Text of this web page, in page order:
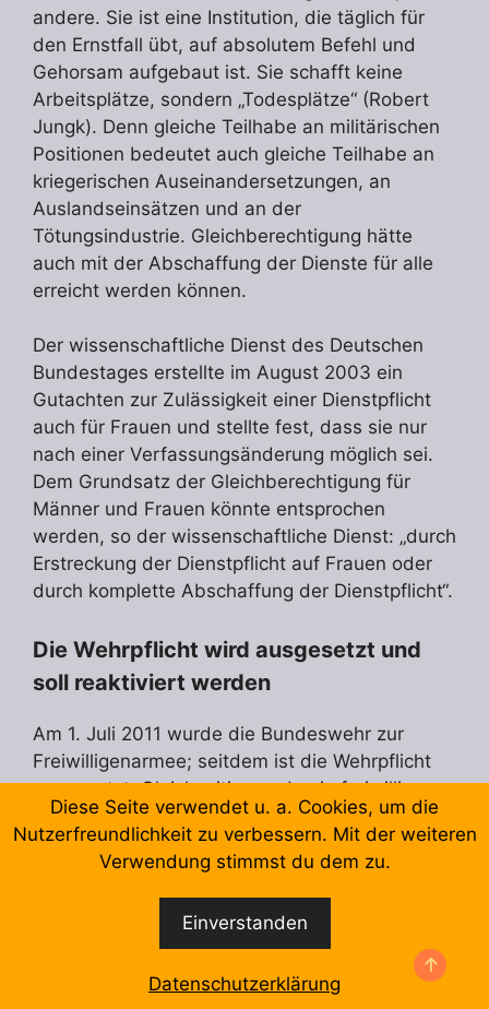
andere. Sie ist eine Institution, die täglich für
den Ernstfall übt, auf absolutem Befehl und
Gehorsam aufgebaut ist. Sie schafft keine
Arbeitsplätze, sondern „Todesplätze“ (Robert
Jungk). Denn gleiche Teilhabe an militärischen
Positionen bedeutet auch gleiche Teilhabe an
kriegerischen Auseinandersetzungen, an
Auslandseinsätzen und an der
Tötungsindustrie. Gleichberechtigung hätte
auch mit der Abschaffung der Dienste für alle
erreicht werden können.
Der wissenschaftliche Dienst des Deutschen
Bundestages erstellte im August 2003 ein
Gutachten zur Zulässigkeit einer Dienstpflicht
auch für Frauen und stellte fest, dass sie nur
nach einer Verfassungsänderung möglich sei.
Dem Grundsatz der Gleichberechtigung für
Männer und Frauen könnte entsprochen
werden, so der wissenschaftliche Dienst: „durch
Erstreckung der Dienstpflicht auf Frauen oder
durch komplette Abschaffung der Dienstpflicht“.
Die Wehrpflicht wird ausgesetzt und
soll reaktiviert werden
Am 1. Juli 2011 wurde die Bundeswehr zur
Freiwilligenarmee; seitdem ist die Wehrpflicht
ausgesetzt. Gleichzeitig wurde ein freiwilliger
Wehrdienst geschaffen, der Männer und Frauen
gleichermaßen offensteht. Das Ende der
Dienstpflicht gilt jedoch ausschließlich in
Friedenszeiten, im Spannungs- oder
Verteidigungsfall kann sie wieder aktiviert
Diese Seite verwendet u. a. Cookies, um die
Nutzerfreundlichkeit zu verbessern. Mit der weiteren
Verwendung stimmst du dem zu.
Einverstanden
Datenschutzerklärung